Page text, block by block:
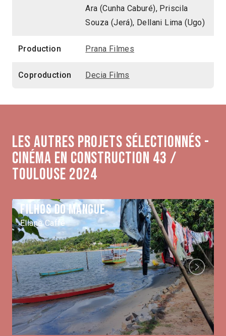
Ara (Cunha Caburé), Priscila
Souza (Jerá), Dellani Lima (Ugo)
Production Prana Filmes
Coproduction Decia Films
Les autres projets sélectionnés -
Cinéma en construction 43 /
Toulouse 2024
Filhos do mangue
Eliane Caffé
Next